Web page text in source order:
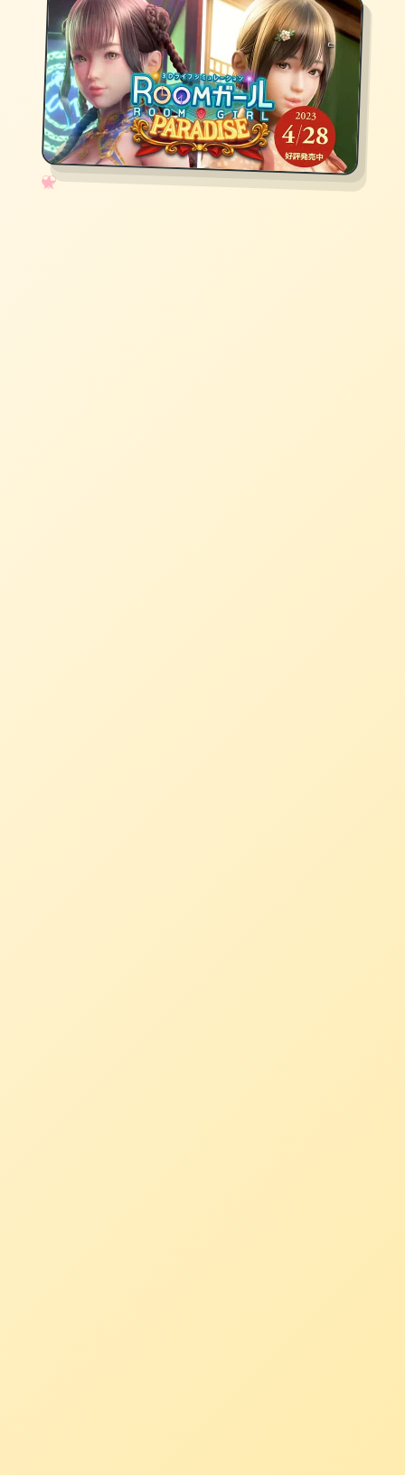
✧
♡
★
♥